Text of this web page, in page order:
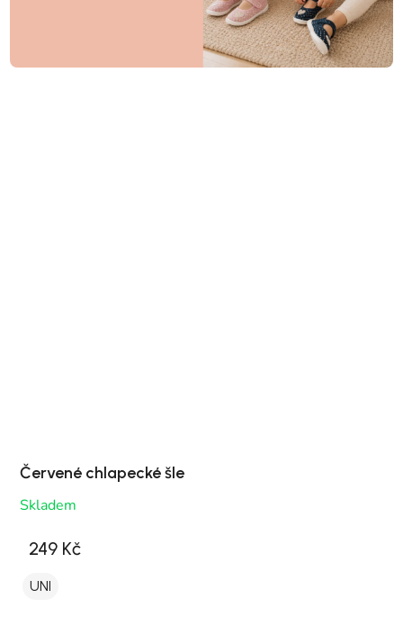
Červené chlapecké šle
Skladem
249 Kč
UNI